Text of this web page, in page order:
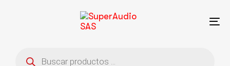
productos